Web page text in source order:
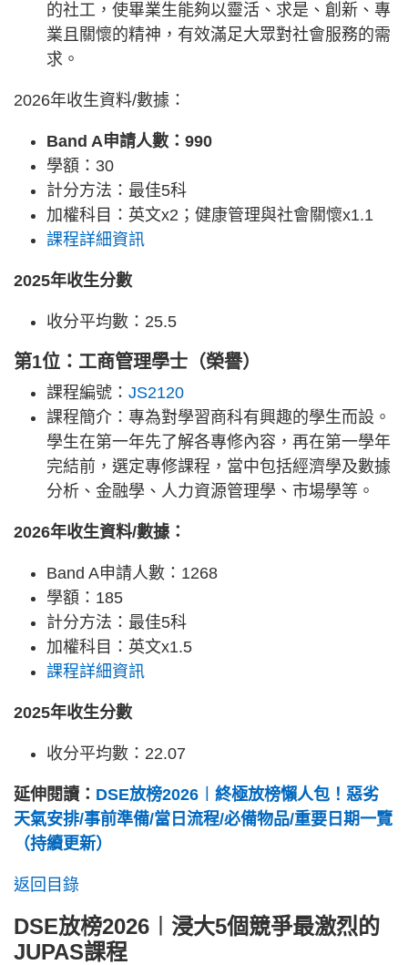
的社工，使畢業生能夠以靈活、求是、創新、專
業且關懷的精神，有效滿足大眾對社會服務的需
求。
2026年收生資料/數據：
Band A申請人數：990
學額：30
計分方法：最佳5科
加權科目：英文x2；健康管理與社會關懷x1.1
課程詳細資訊
2025年收生分數
收分平均數：25.5
第1位：工商管理學士（榮譽）
課程編號： JS2120
課程簡介：專為對學習商科有興趣的學生而設。
學生在第一年先了解各專修內容，再在第一學年
完結前，選定專修課程，當中包括經濟學及數據
分析、金融學、人力資源管理學、市場學等。
2026年收生資料/數據：
Band A申請人數：1268
學額：185
計分方法：最佳5科
加權科目：英文x1.5
課程詳細資訊
2025年收生分數
收分平均數：22.07
延伸閱讀： DSE放榜2026︱終極放榜懶人包！惡劣
天氣安排/事前準備/當日流程/必備物品/重要日期一覽
（持續更新）
返回目錄
DSE放榜2026︱浸大5個競爭最激烈的
JUPAS課程